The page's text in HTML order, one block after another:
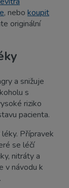
, nebo koupit
originální
a snižuje
s
riziko
pacienta.
Přípravek
se léčí
nitráty a
v návodu k